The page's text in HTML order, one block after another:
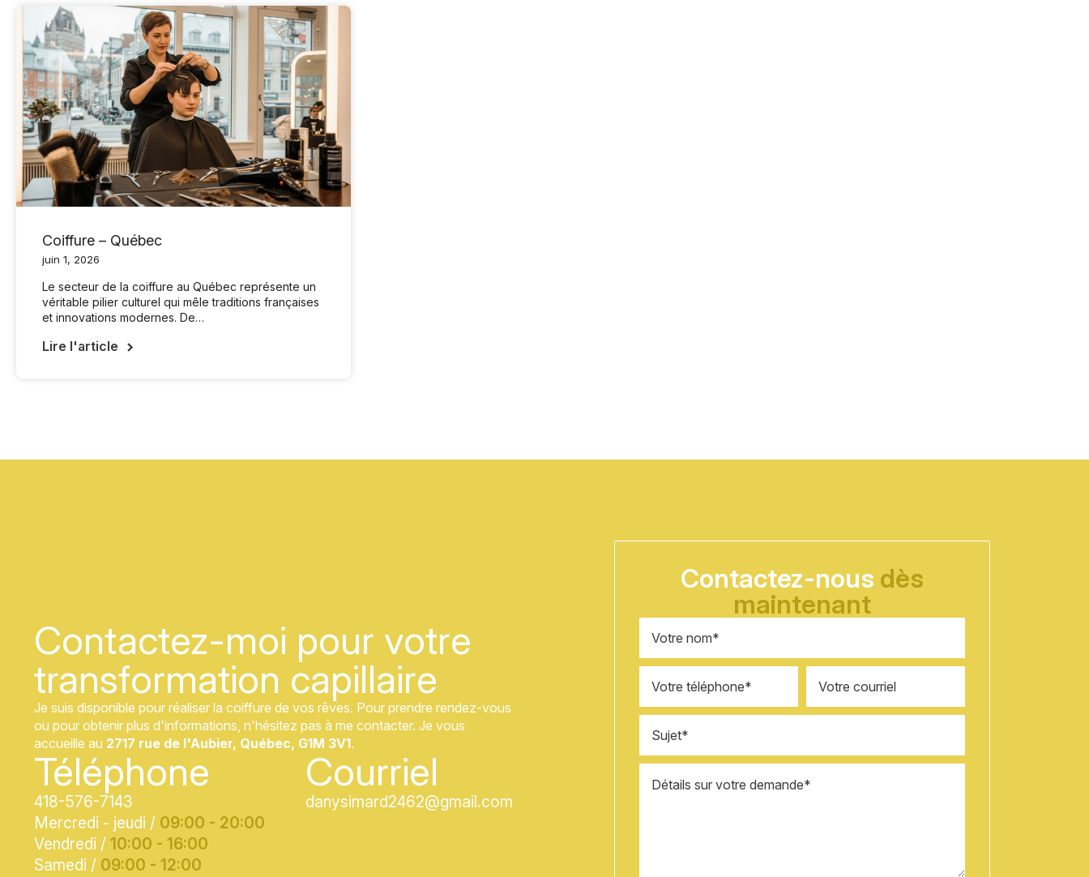
Coiffure – Québec
juin 1, 2026
Le secteur de la coiffure au Québec représente un
véritable pilier culturel qui mêle traditions françaises
et innovations modernes. De…
Lire l'article
Contactez-moi pour votre
transformation capillaire
Je suis disponible pour réaliser la coiffure de vos rêves. Pour prendre rendez-vous
ou pour obtenir plus d'informations, n'hésitez pas à me contacter. Je vous
accueille au 2717 rue de l'Aubier, Québec, G1M 3V1.
Téléphone
418-576-7143
Courriel
danysimard2462@gmail.com
Mercredi - jeudi / 09:00 - 20:00
Vendredi / 10:00 - 16:00
Samedi / 09:00 - 12:00
Contactez-nous dès
maintenant
Nom
Téléphone
Courriel
Sujet
Message